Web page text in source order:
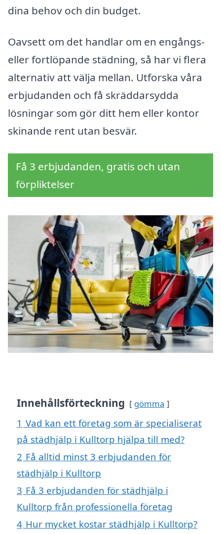
dina behov och din budget.
Oavsett om det handlar om en engångs-
eller fortlöpande städning, så har vi flera
alternativ att välja mellan. Utforska våra
erbjudanden och få skräddarsydda
lösningar som gör ditt hem eller kontor
skinande rent utan besvär.
Få 3 erbjudanden, gratis och utan
förpliktelser
Innehållsförteckning gömma
1 Vad kan ett företag som är specialiserat
på städhjälp i Kulltorp hjälpa till med?
2 Få alltid minst 3 erbjudanden för
städhjälp i Kulltorp
3 Få 3 erbjudanden för städhjälp i
Kulltorp från professionella företag
4 Hur mycket kostar städhjälp i Kulltorp?